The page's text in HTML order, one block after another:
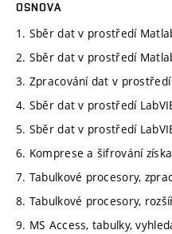
OSNOVA
1. Sběr dat v prostředí
2. Sběr dat v prostředí
3. Zpracování dat v
4. Sběr dat v prostředí
5. Sběr dat v prostředí
6. Komprese a šifrování
7. Tabulkové procesory,
8. Tabulkové procesory,
9. MS Access, tabulky,